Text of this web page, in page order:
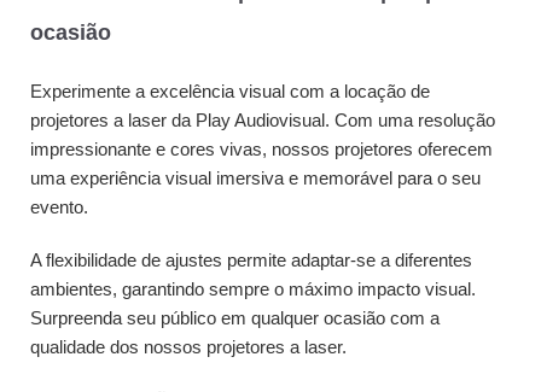
ocasião
Experimente a excelência visual com a locação de
projetores a laser da Play Audiovisual. Com uma resolução
impressionante e cores vivas, nossos projetores oferecem
uma experiência visual imersiva e memorável para o seu
evento.
A flexibilidade de ajustes permite adaptar-se a diferentes
ambientes, garantindo sempre o máximo impacto visual.
Surpreenda seu público em qualquer ocasião com a
qualidade dos nossos projetores a laser.